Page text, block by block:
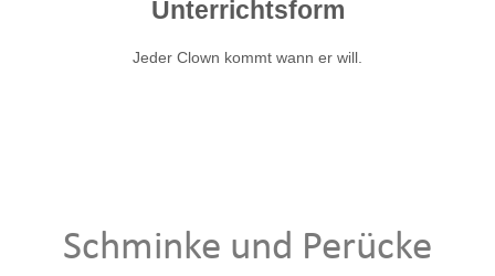
Unterrichtsform
Jeder Clown kommt wann er will.
Schminke und Perücke